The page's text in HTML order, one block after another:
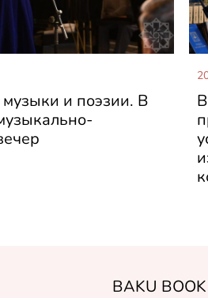
и поэзии. В
BAKU